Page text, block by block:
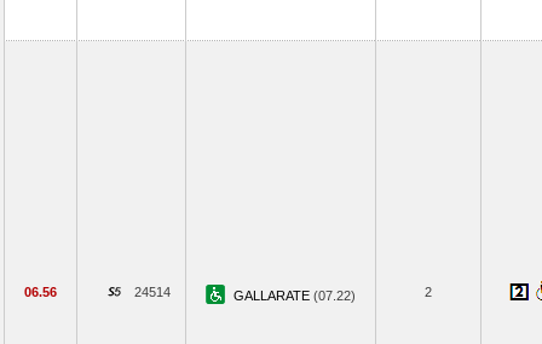
06.56 24514 GALLARATE (07.22) 2